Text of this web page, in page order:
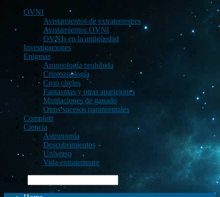
OVNI
Avistamientos de extraterrestres
Avistamientos OVNI
OVNIs en la antigüedad
Investigaciones
Enigmas
Arqueología prohibida
Criptozoología
Crop circles
Fantasmas y otras apariciones
Mutilaciones de ganado
Otros sucesos paranormales
Complots
Ciencia
Astronomía
Descubrimientos
Universo
Vida extraterrestre
Buscar